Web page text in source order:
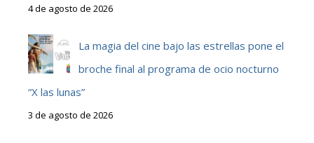
4 de agosto de 2026
La magia del cine bajo las estrellas pone el
broche final al programa de ocio nocturno
“X las lunas”
3 de agosto de 2026